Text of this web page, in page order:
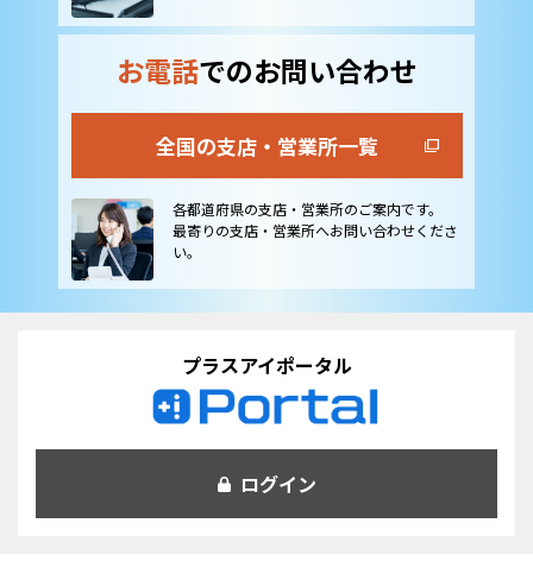
お電話でのお問い合わせ
全国の支店・営業所一覧
各都道府県の支店・営業所のご案内です。
最寄りの支店・営業所へお問い合わせくださ
い。
プラスアイポータル
ログイン